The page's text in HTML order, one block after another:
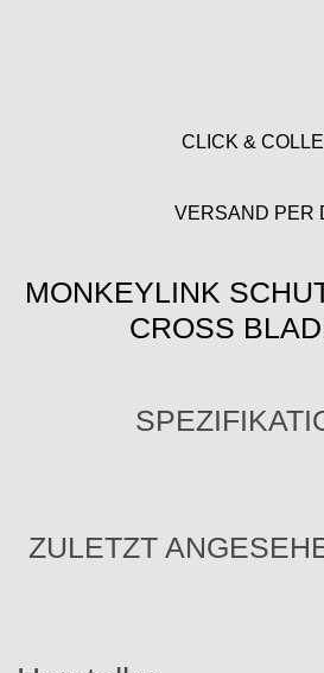
CLICK &
VERSAND PER
MONKEYLINK
CROSS
ZULETZT